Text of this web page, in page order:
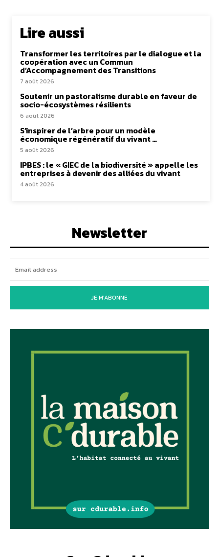
Lire aussi
Transformer les territoires par le dialogue et la
coopération avec un Commun
d’Accompagnement des Transitions
7 août 2026
Soutenir un pastoralisme durable en faveur de
socio-écosystèmes résilients
6 août 2026
S’inspirer de l’arbre pour un modèle
économique régénératif du vivant …
5 août 2026
IPBES : le « GIEC de la biodiversité » appelle les
entreprises à devenir des alliées du vivant
4 août 2026
Newsletter
JE M'ABONNE